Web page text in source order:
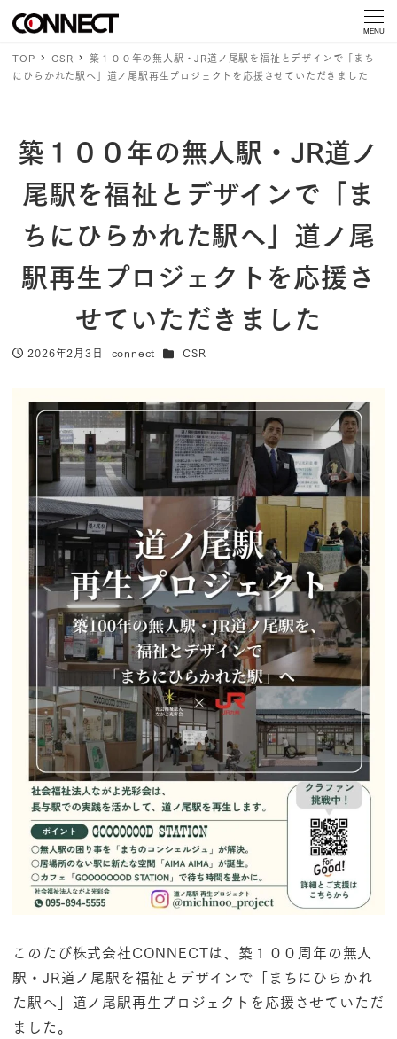
MENU
TOP CSR
築１００年の無人駅・JR道ノ尾駅を福祉とデザインで「まち
にひらかれた駅へ」道ノ尾駅再生プロジェクトを応援させていただきました
築１００年の無人駅・JR道ノ
尾駅を福祉とデザインで「ま
ちにひらかれた駅へ」道ノ尾
駅再生プロジェクトを応援さ
せていただきました
投稿日2026年2月3日
著
connect カテゴリー
CSR
このたび株式会社CONNECTは、築１００周年の無人
駅・JR道ノ尾駅を福祉とデザインで「まちにひらかれ
た駅へ」道ノ尾駅再生プロジェクトを応援させていただ
ました。